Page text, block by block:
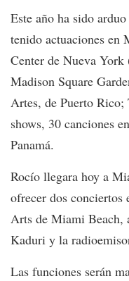
Este año ha sido
tenido actuaciones
Center de Nueva York
Madison Square
Artes, de Puerto
shows, 30 canciones
Panamá.
Rocío llegara hoy a
ofrecer dos
Arts de Miami Beach,
Kaduri y la
Las funciones serán